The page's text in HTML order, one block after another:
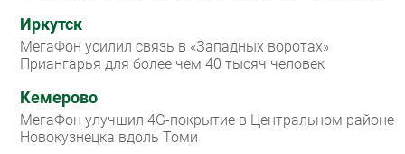
Иркутск
МегаФон усилил связь в «Западных воротах»
Приангарья для более чем 40 тысяч человек
Кемерово
МегаФон улучшил 4G-покрытие в Центральном районе
Новокузнецка вдоль Томи